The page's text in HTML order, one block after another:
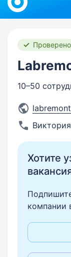
Проверено
10–50
Виктория
Хотите
компании